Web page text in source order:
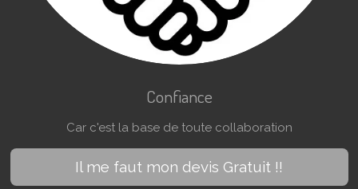
Confiance
Car c'est la base de toute collaboration
Il me faut mon devis Gratuit !!